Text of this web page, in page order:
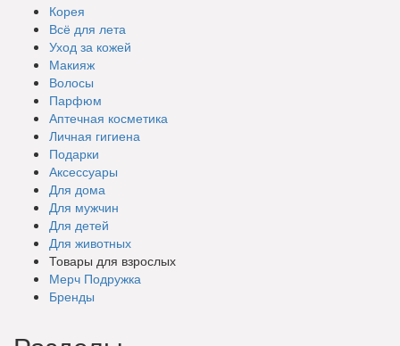
Корея
Всё для лета
Уход за кожей
Макияж
Волосы
Парфюм
Аптечная косметика
Личная гигиена
Подарки
Аксессуары
Для дома
Для мужчин
Для детей
Для животных
Товары для взрослых
Мерч Подружка
Бренды